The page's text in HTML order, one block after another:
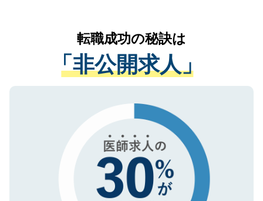
は、個人情報の取り扱いについての厳密な
管理基準を満たした事業者のみに付与され
る、プライバシーマークを取得済みです。
ご登録いただいた個人情報は、SSL（デー
で、機密保持に関してもご安心ください。
かがいして、現在の医療機関の状況や紹介
経験をまじえながら、適切なアドバイスを
させていただきます。すぐにご転職をされ
ない方には、長期的なサポートが可能です
ので、まずはご登録ください。
転職成功の秘訣は
「非公開求人」